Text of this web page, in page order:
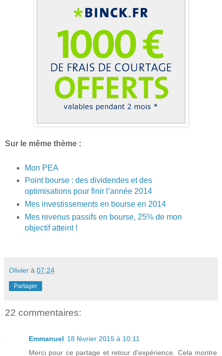
Sur le même thème :
Mon PEA
Point bourse : des dividendes et des
optimisations pour finir l’année 2014
Mes investissements en bourse en 2014
Mes revenus passifs en bourse, 25% de mon
objectif atteint !
Olivier à 07:24
Partager
22 commentaires:
Emmanuel 18 février 2015 à 10:11
Merci pour ce partage et retour d'expérience. Cela montre